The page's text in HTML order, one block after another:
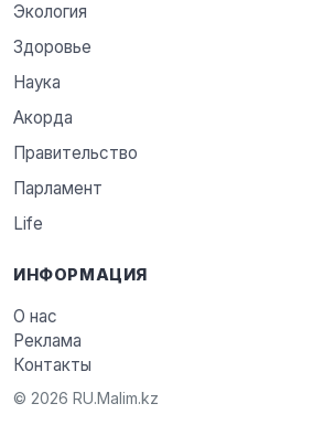
Экология
Здоровье
Наука
Акорда
Правительство
Парламент
Life
ИНФОРМАЦИЯ
О нас
Реклама
Контакты
© 2026 RU.Malim.kz